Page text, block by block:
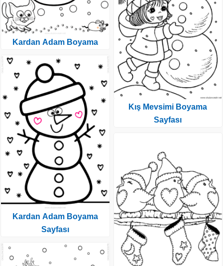
Kardan Adam Boyama
Kardan Adam Boyama
Sayfası
Kış Mevsimi Boyama
Sayfası